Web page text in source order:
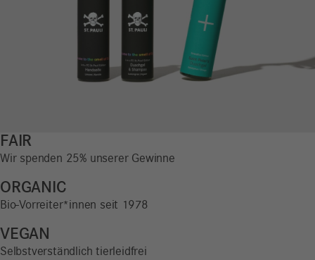
FAIR
Wir spenden 25% unserer Gewinne
ORGANIC
Bio-Vorreiter*innen seit 1978
VEGAN
Selbstverständlich tierleidfrei